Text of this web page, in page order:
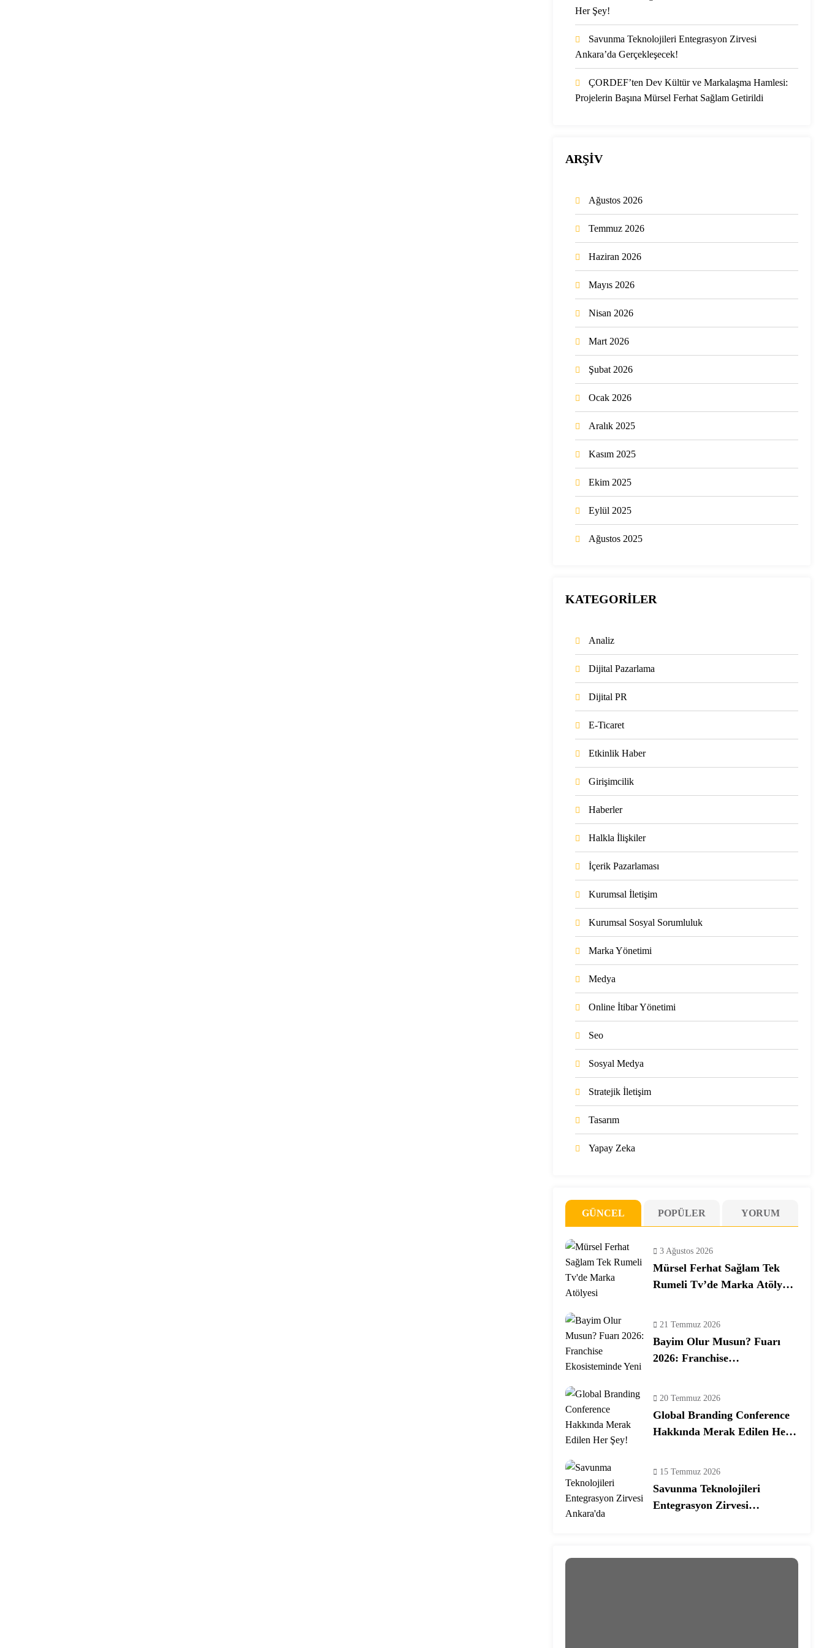
Her Şey!
Savunma Teknolojileri Entegrasyon Zirvesi
Ankara’da Gerçekleşecek!
ÇORDEF’ten Dev Kültür ve Markalaşma Hamlesi:
Projelerin Başına Mürsel Ferhat Sağlam Getirildi
ARŞİV
Ağustos 2026
Temmuz 2026
Haziran 2026
Mayıs 2026
Nisan 2026
Mart 2026
Şubat 2026
Ocak 2026
Aralık 2025
Kasım 2025
Ekim 2025
Eylül 2025
Ağustos 2025
KATEGORİLER
Analiz
Dijital Pazarlama
Dijital PR
E-Ticaret
Etkinlik Haber
Girişimcilik
Haberler
Halkla İlişkiler
İçerik Pazarlaması
Kurumsal İletişim
Kurumsal Sosyal Sorumluluk
Marka Yönetimi
Medya
Online İtibar Yönetimi
Seo
Sosyal Medya
Stratejik İletişim
Tasarım
Yapay Zeka
GÜNCEL POPÜLER YORUM
3 Ağustos 2026
Mürsel Ferhat Sağlam Tek
Rumeli Tv’de Marka Atölyesi
21 Temmuz 2026
Bayim Olur Musun? Fuarı
2026: Franchise
20 Temmuz 2026
Global Branding Conference
Hakkında Merak Edilen Her
15 Temmuz 2026
Savunma Teknolojileri
Entegrasyon Zirvesi